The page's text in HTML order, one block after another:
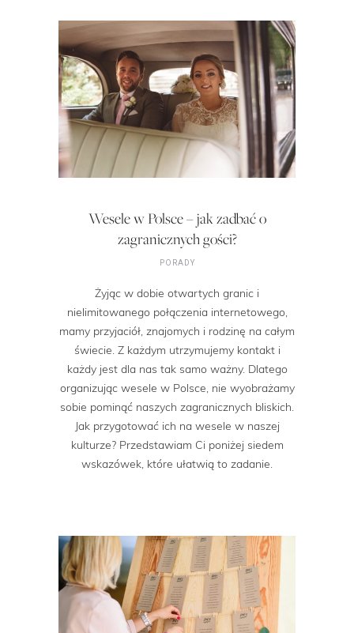
Wesele w Polsce – jak zadbać o
zagranicznych gości?
PORADY
Żyjąc w dobie otwartych granic i
nielimitowanego połączenia internetowego,
mamy przyjaciół, znajomych i rodzinę na całym
świecie. Z każdym utrzymujemy kontakt i
każdy jest dla nas tak samo ważny. Dlatego
organizując wesele w Polsce, nie wyobrażamy
sobie pominąć naszych zagranicznych bliskich.
Jak przygotować ich na wesele w naszej
kulturze? Przedstawiam Ci poniżej siedem
wskazówek, które ułatwią to zadanie.